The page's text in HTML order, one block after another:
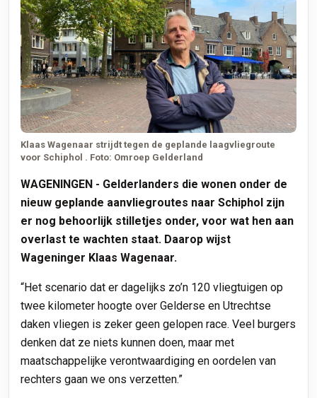
Klaas Wagenaar strijdt tegen de geplande laagvliegroute
voor Schiphol . Foto: Omroep Gelderland
WAGENINGEN - Gelderlanders die wonen onder de
nieuw geplande aanvliegroutes naar Schiphol zijn
er nog behoorlijk stilletjes onder, voor wat hen aan
overlast te wachten staat. Daarop wijst
Wageninger Klaas Wagenaar.
“Het scenario dat er dagelijks zo’n 120 vliegtuigen op
twee kilometer hoogte over Gelderse en Utrechtse
daken vliegen is zeker geen gelopen race. Veel burgers
denken dat ze niets kunnen doen, maar met
maatschappelijke verontwaardiging en oordelen van
rechters gaan we ons verzetten.”